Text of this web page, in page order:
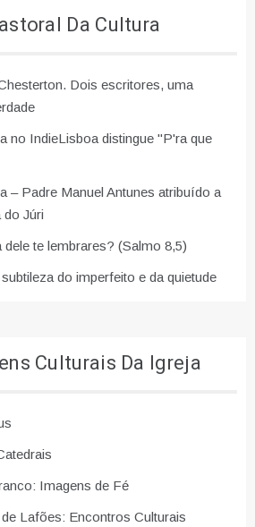
Da Cultura
Dois escritores, uma
no IndieLisboa distingue "P'ra que
– Padre Manuel Antunes atribuído a
do Júri
te lembrares? (Salmo 8,5)
do imperfeito e da quietude
Culturais Da Igreja
Imagens de Fé
Lafões: Encontros Culturais